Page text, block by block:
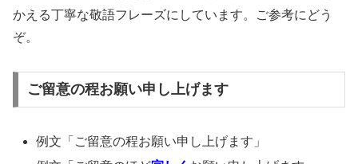
かえる丁寧な敬語フレーズにしています。ご参考にどう
ぞ。
ご留意の程お願い申し上げます
例文「ご留意の程お願い申し上げます」